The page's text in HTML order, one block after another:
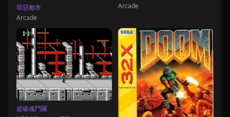
罪惡都市
Arcade
Arcade
超級魂鬥羅